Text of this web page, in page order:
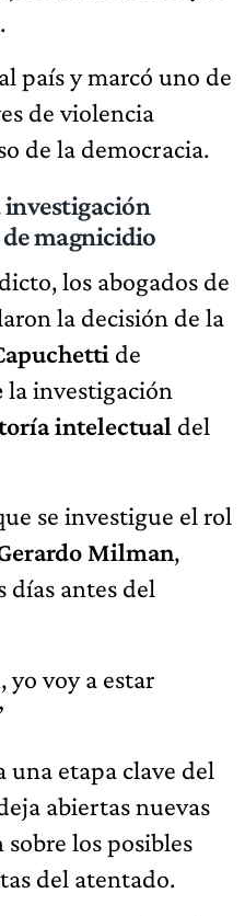
país y marcó uno de
de violencia
de la democracia.
investigación
magnicidio
los abogados de
la decisión de la
de
la investigación
intelectual del
se investigue el rol
Milman,
días antes del
yo voy a estar
una etapa clave del
abiertas nuevas
los posibles
del atentado.